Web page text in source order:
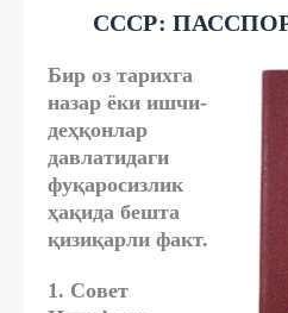
СССР:
Бир оз тарихга
назар ёки ишчи-
деҳқонлар
давлатидаги
фуқаросизлик
ҳақида бешта
қизиқарли факт.
1. Совет